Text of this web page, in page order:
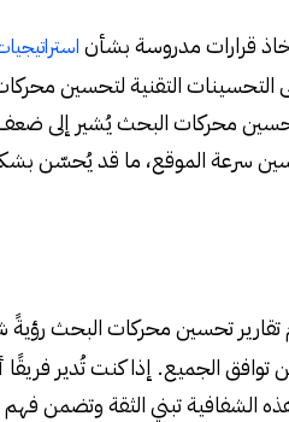
قرارات مدروسة بشأن
التقنية لتحسين
تحسين محركات البحث يُشير
سرعة الموقع، ما قد يُحسّن بشكل
تحسين محركات البحث
الجميع. إذا كنت تُدير فريقًا
الشفافية تبني الثقة وتضمن